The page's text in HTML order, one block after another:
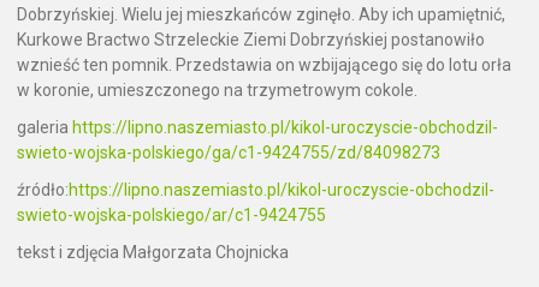
Dobrzyńskiej. Wielu jej mieszkańców zginęło. Aby ich upamiętnić,
Kurkowe Bractwo Strzeleckie Ziemi Dobrzyńskiej postanowiło
wznieść ten pomnik. Przedstawia on wzbijającego się do lotu orła
w koronie, umieszczonego na trzymetrowym cokole.
galeria https://lipno.naszemiasto.pl/kikol-uroczyscie-obchodzil-
swieto-wojska-polskiego/ga/c1-9424755/zd/84098273
źródło:https://lipno.naszemiasto.pl/kikol-uroczyscie-obchodzil-
swieto-wojska-polskiego/ar/c1-9424755
tekst i zdjęcia Małgorzata Chojnicka